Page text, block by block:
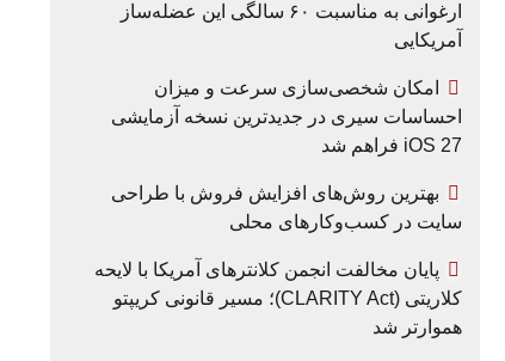
ارغوانی به مناسبت ۶۰ سالگی این عضله‌ساز
آمریکایی
امکان شخصی‌سازی سرعت و میزان
احساسات سیری در جدیدترین نسخه آزمایشی
iOS 27 فراهم شد
بهترین روش‌های افزایش فروش با طراحی
سایت در کسب‌وکارهای محلی
پایان مخالفت انجمن کلانترهای آمریکا با لایحه
کلاریتی (CLARITY Act)؛ مسیر قانونی کریپتو
هموارتر شد